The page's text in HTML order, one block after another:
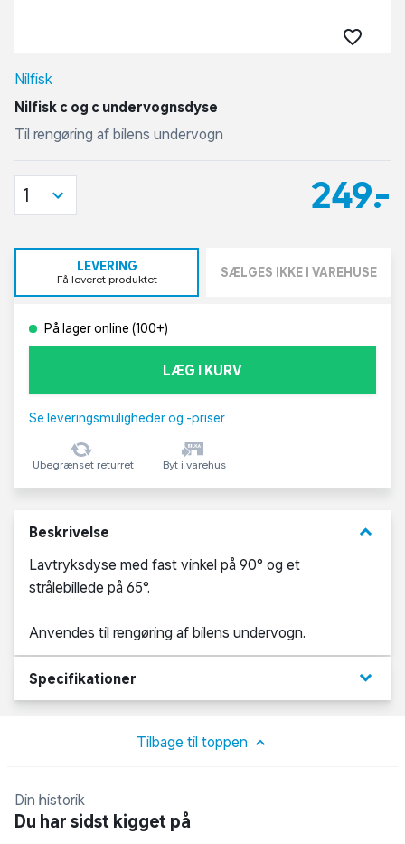
Nilfisk
Nilfisk c og c undervognsdyse
Til rengøring af bilens undervogn
249,-
1
LEVERING
Få leveret produktet SÆLGES IKKE I VAREHUSE
På lager online (100+)
LÆG I KURV
Se leveringsmuligheder og -priser
Ubegrænset returret Byt i varehus
Beskrivelse keyboard_arrow_down
Lavtryksdyse med fast vinkel på 90° og et
strålebillede på 65°.
Anvendes til rengøring af bilens undervogn.
Specifikationer keyboard_arrow_down
Tilbage til toppen
Din historik
Du har sidst kigget på